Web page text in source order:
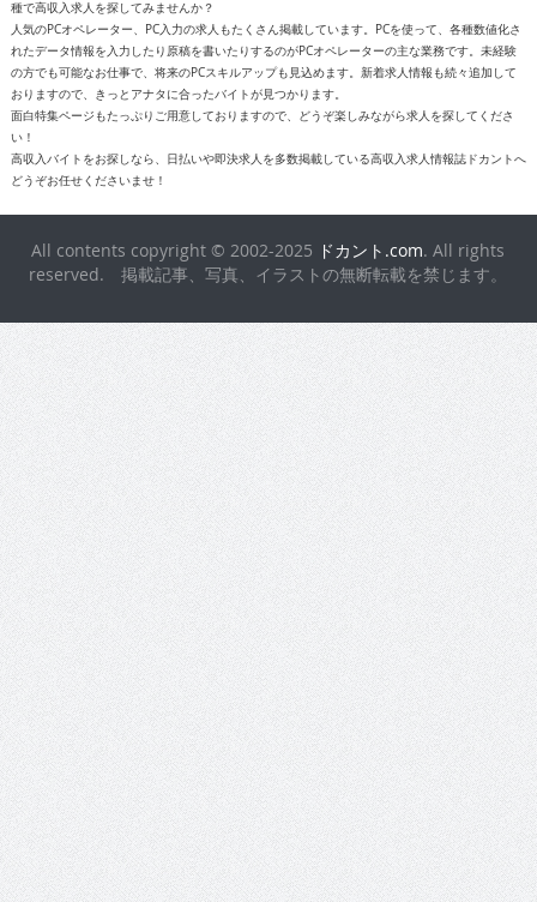
種で高収入求人を探してみませんか？
人気のPCオペレーター、PC入力の求人もたくさん掲載しています。PCを使って、各種数値化さ
れたデータ情報を入力したり原稿を書いたりするのがPCオペレーターの主な業務です。未経験
の方でも可能なお仕事で、将来のPCスキルアップも見込めます。新着求人情報も続々追加して
おりますので、きっとアナタに合ったバイトが見つかります。
面白特集ページもたっぷりご用意しておりますので、どうぞ楽しみながら求人を探してくださ
い！
高収入バイトをお探しなら、日払いや即決求人を多数掲載している高収入求人情報誌ドカントへ
どうぞお任せくださいませ！
All contents copyright © 2002-2025 ドカント.com. All rights
reserved. 掲載記事、写真、イラストの無断転載を禁じます。